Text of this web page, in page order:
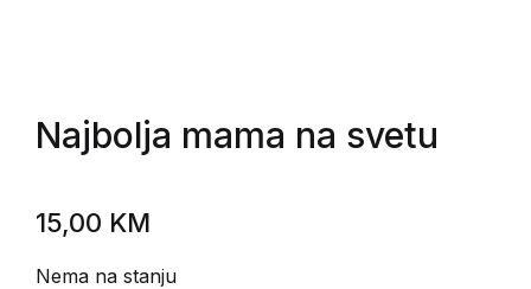
Najbolja mama na svetu
15,00 KM
Nema na stanju